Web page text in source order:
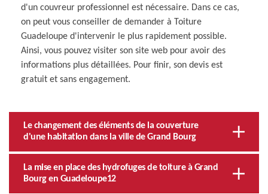
d'un couvreur professionnel est nécessaire. Dans ce cas,
on peut vous conseiller de demander à Toiture
Guadeloupe d'intervenir le plus rapidement possible.
Ainsi, vous pouvez visiter son site web pour avoir des
informations plus détaillées. Pour finir, son devis est
gratuit et sans engagement.
Le changement des éléments de la couverture
d'une habitation dans la ville de Grand Bourg
La mise en place des hydrofuges de toiture à Grand
Bourg en Guadeloupe12